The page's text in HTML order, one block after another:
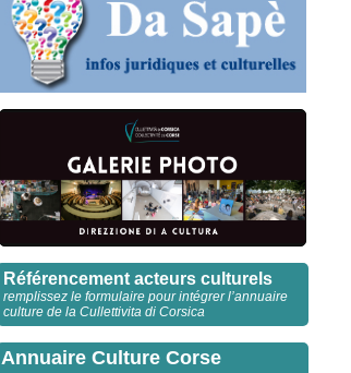
Référencement acteurs culturels
remplissez le formulaire pour intégrer l’annuaire
culture de la Cullettivita di Corsica
Annuaire Culture Corse